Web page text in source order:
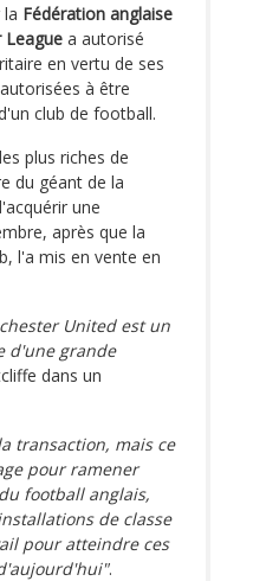
Fédération anglaise
League a autorisé
en vertu de ses
à être
club de football.
plus riches de
du géant de la
une
après que la
l'a mis en vente en
United est un
d'une grande
dans un
transaction, mais ce
pour ramener
football anglais,
de classe
pour atteindre ces
.